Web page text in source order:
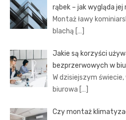
rąbek – jak wygląda
Montaż ławy
blachą […]
Jakie są korzyści
bezprzerwowych w
W dzisiejszym
biurowa […]
Czy montaż